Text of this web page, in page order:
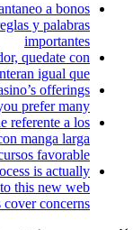
instantaneo a
y reglas y
operador, quedate
enteran igual
the casino’s
you prefer
tanque referente a
con manga
recursos
up process is
to this new
cover